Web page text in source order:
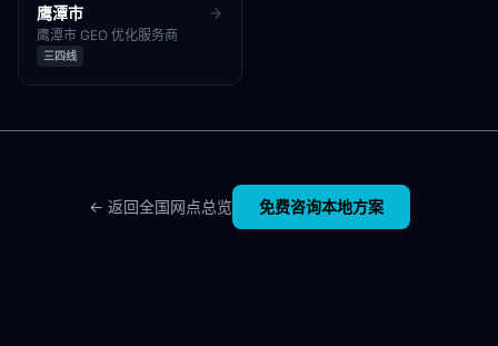
鹰潭市
鹰潭市 GEO 优化服务商
三四线
← 返回全国网点总览 免费咨询本地方案